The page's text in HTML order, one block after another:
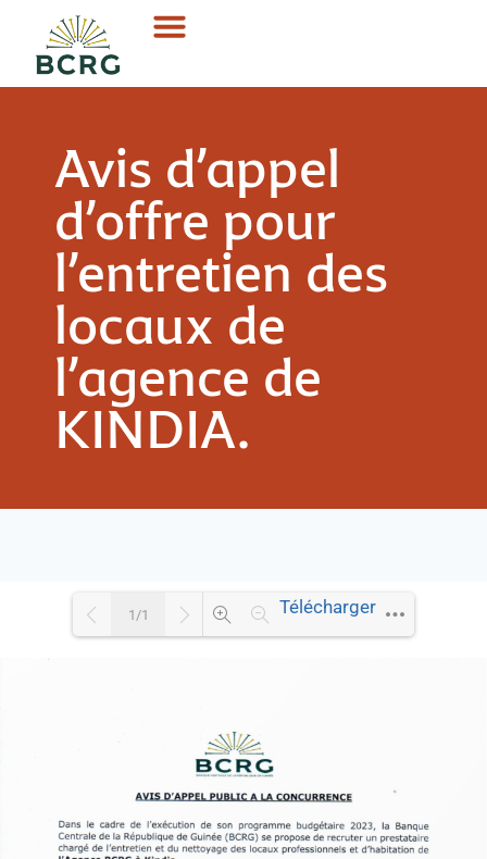
Avis d’appel
d’offre pour
l’entretien des
locaux de
l’agence de
KINDIA.
1/1 Télécharger